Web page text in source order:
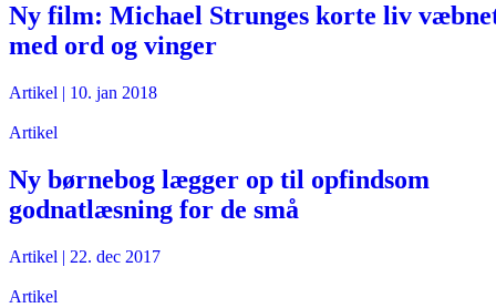
Ny film: Michael Strunges korte liv
med ord og vinger
Artikel | 10. jan 2018
Artikel
Ny børnebog lægger op til opfindsom
godnatlæsning for de små
Artikel | 22. dec 2017
Artikel